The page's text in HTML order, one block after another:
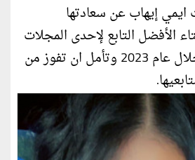
ايمي إيهاب عن سعادتها
الأفضل التابع لإحدى المجلات
عن مجمل أعمالها خلال عام 2023 وتأمل ان تفوز من